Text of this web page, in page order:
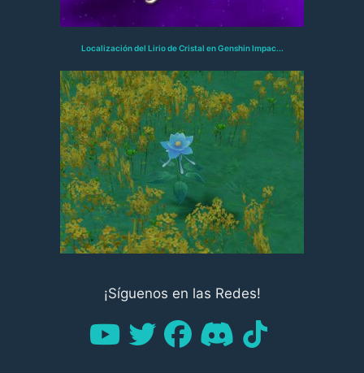
Localización del Lirio de Cristal en Genshin Impac...
¡Síguenos en las Redes!